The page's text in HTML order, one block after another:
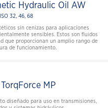
Hydraulic Oil AW
ISO 32, 46, 68
sin cenizas para aplicaciones
sensibles. Estos son fluidos
que proporcionan un amplio rango de
de funcionamiento.
TorqForce MP
diseñado para uso en transmisiones,